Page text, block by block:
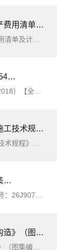
2026）【全文附高清
清
）【全文附高清
3）【全文附高清